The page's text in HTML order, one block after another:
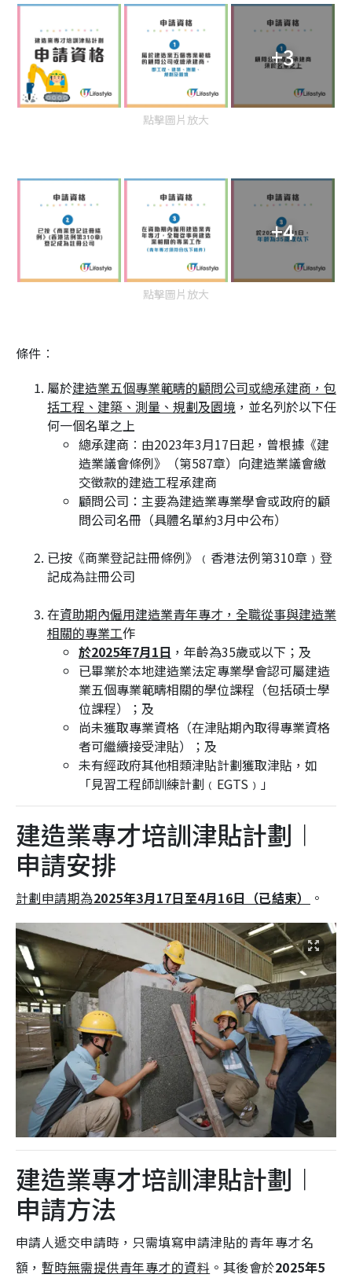
+3
點擊圖片放大
+4
點擊圖片放大
條件︰
屬於建造業五個專業範疇的顧問公司或總承建商，包
括工程、建築、測量、規劃及園境 ，並名列於以下任
何一個名單之上
總承建商︰由2023年3月17日起，曾根據《建
造業議會條例》（第587章）向建造業議會繳
交徵款的建造工程承建商
顧問公司：主要為建造業專業學會或政府的顧
問公司名冊（具體名單約3月中公布）
已按《商業登記註冊條例》﹙香港法例第310章﹚登
記成為註冊公司
在資助期內僱用建造業青年專才，全職從事與建造業
相關的專業工作
於2025年7月1日 ，年齡為35歲或以下；及
已畢業於本地建造業法定專業學會認可屬建造
業五個專業範疇相關的學位課程（包括碩士學
位課程）；及
尚未獲取專業資格（在津貼期內取得專業資格
者可繼續接受津貼）；及
未有經政府其他相類津貼計劃獲取津貼，如
「見習工程師訓練計劃﹙EGTS﹚」
建造業專才培訓津貼計劃︱
申請安排
計劃申請期為2025年3月17日至4月16日（已結束） 。
建造業專才培訓津貼計劃︱
申請方法
申請人遞交申請時，只需填寫申請津貼的青年專才名
額， 暫時無需提供青年專才的資料 。其後會於2025年5